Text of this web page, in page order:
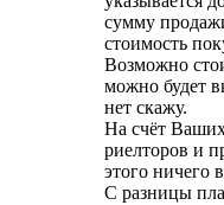
сумму
стоимость
Возможно
можно будет
нет скажу.
На счёт
риелторов и
этого ничего
С разницы